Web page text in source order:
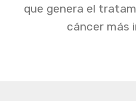
que genera el
cáncer más